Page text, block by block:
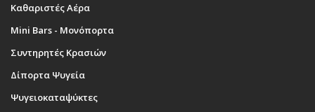
Καθαριστές Αέρα
Mini Bars - Μονόπορτα
Συντηρητές Κρασιών
Δίπορτα Ψυγεία
Ψυγειοκαταψύκτες